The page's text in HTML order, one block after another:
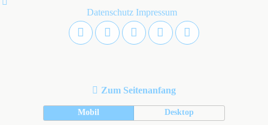
Datenschutz Impressum
Zum Seitenanfang
Mobil Desktop